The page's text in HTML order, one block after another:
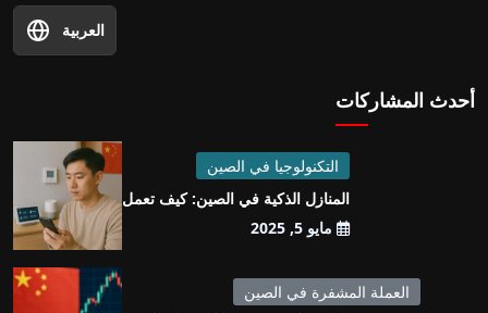
العربية
أحدث المشاركات
التكنولوجيا في الصين
المنازل الذكية في الصين: كيف تعمل
مايو 5, 2025
العملة المشفرة في الصين